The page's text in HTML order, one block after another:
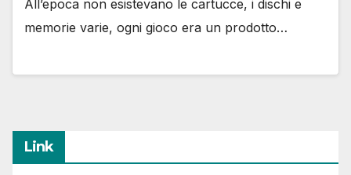
All’epoca non esistevano le cartucce, i dischi e
memorie varie, ogni gioco era un prodotto…
Link